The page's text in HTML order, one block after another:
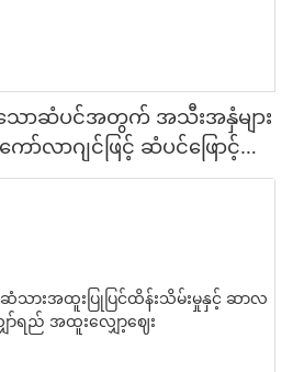
ေ့သောဆံပင်အတွက် အသီးအနှံများ
ော်လာဂျင်ဖြင့် ဆံပင်ဖြောင့်